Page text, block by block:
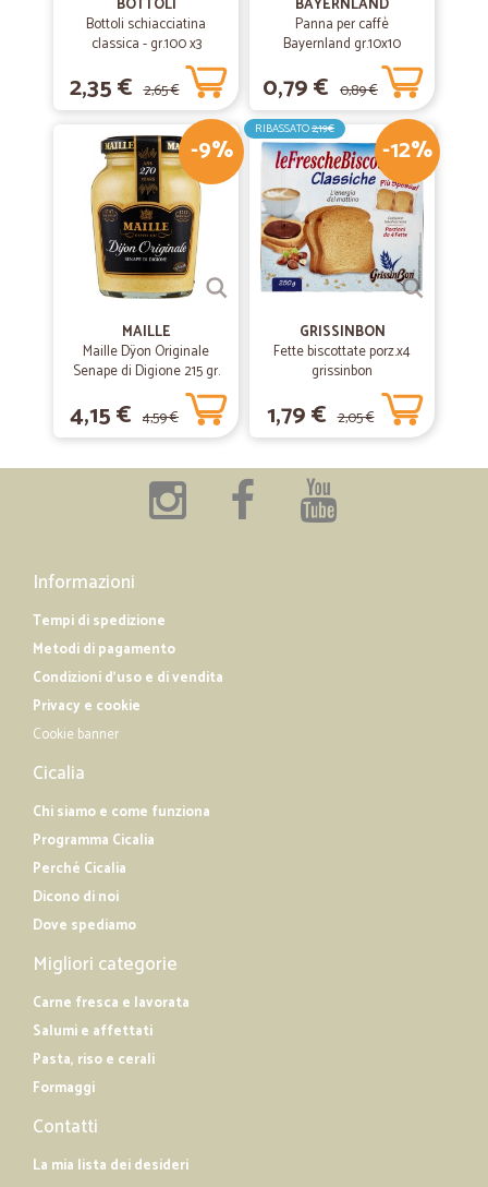
24/05/2020
Marco C.
Perfetto
È stato fantastico. Sottolineo la puntualità e la professionalità del
07/01/2020
—Maria teresa L.
acquisto soddisfatto
acquisto perfetto, spedizione rapida ed a sorpresa, gradito omaggio.
10/07/2019
—Giuseppe C.
Prodotti buoni e consegna tempestiva e…
Prodotti buoni e consegna tempestiva e puntuale. Consigliatissimo!!!!!
BOTTOLI
Bottoli schiacciatina
classica - gr.100 x3
2,35 € 2,65 €
BAYERNLAND
Panna per caffè
Bayernland gr.10x10
0,79 € 0,89 €
-9%
MAILLE
Maille Dÿon Originale
Senape di Digione 215 gr.
4,15 € 4,59 €
-12%
RIBASSATO2,19€
GRISSINBON
Fette biscottate porz.x4
grissinbon
1,79 € 2,05 €
Informazioni
Tempi di spedizione
Metodi di pagamento
Condizioni d'uso e di vendita
Privacy e cookie
Cookie banner
Cicalia
Chi siamo e come funziona
Programma Cicalia
Perché Cicalia
Dicono di noi
Dove spediamo
Migliori categorie
Carne fresca e lavorata
Salumi e affettati
Pasta, riso e cerali
Formaggi
Contatti
La mia lista dei desideri